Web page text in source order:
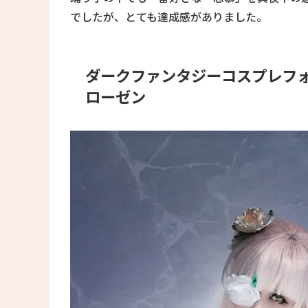
でしたが、とても達成感がありました。
ダークファンタジーコスプレフ
ローゼン